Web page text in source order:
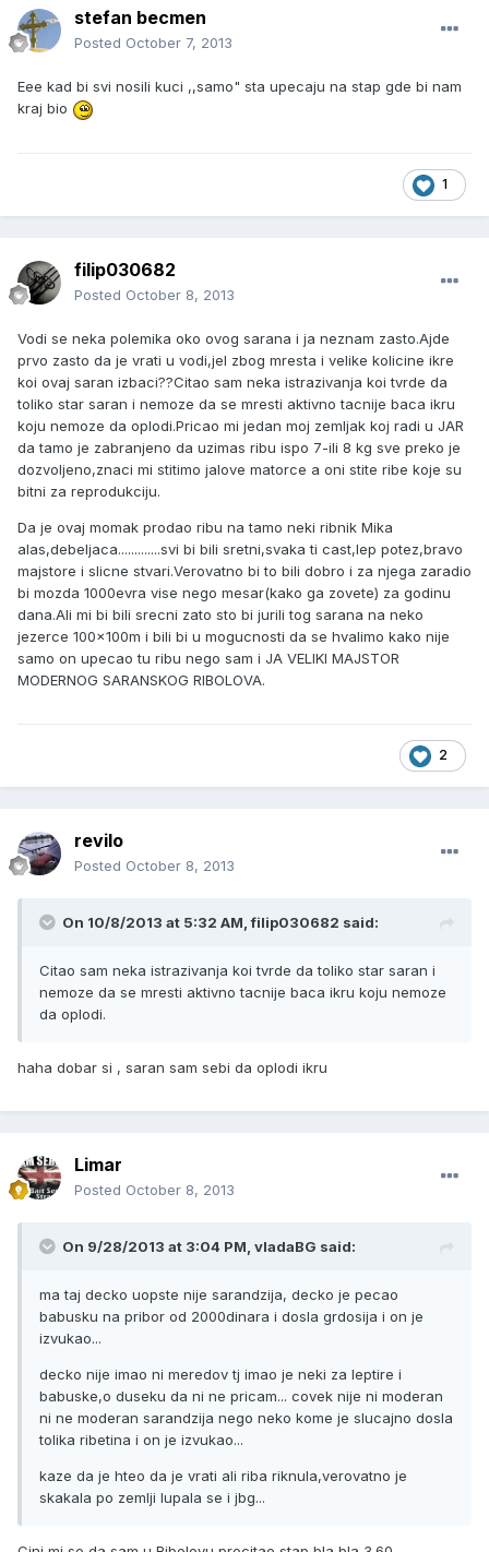
stefan becmen
Posted October 7, 2013
Eee kad bi svi nosili kuci ,,samo" sta upecaju na stap gde bi nam
kraj bio
1
filip030682
Posted October 8, 2013
Vodi se neka polemika oko ovog sarana i ja neznam zasto.Ajde
prvo zasto da je vrati u vodi,jel zbog mresta i velike kolicine ikre
koi ovaj saran izbaci??Citao sam neka istrazivanja koi tvrde da
toliko star saran i nemoze da se mresti aktivno tacnije baca ikru
koju nemoze da oplodi.Pricao mi jedan moj zemljak koj radi u JAR
da tamo je zabranjeno da uzimas ribu ispo 7-ili 8 kg sve preko je
dozvoljeno,znaci mi stitimo jalove matorce a oni stite ribe koje su
bitni za reprodukciju.
Da je ovaj momak prodao ribu na tamo neki ribnik Mika
alas,debeljaca.............svi bi bili sretni,svaka ti cast,lep potez,bravo
majstore i slicne stvari.Verovatno bi to bili dobro i za njega zaradio
bi mozda 1000evra vise nego mesar(kako ga zovete) za godinu
dana.Ali mi bi bili srecni zato sto bi jurili tog sarana na neko
jezerce 100x100m i bili bi u mogucnosti da se hvalimo kako nije
samo on upecao tu ribu nego sam i JA VELIKI MAJSTOR
MODERNOG SARANSKOG RIBOLOVA.
2
revilo
Posted October 8, 2013
On 10/8/2013 at 5:32 AM, filip030682 said:
Citao sam neka istrazivanja koi tvrde da toliko star saran i
nemoze da se mresti aktivno tacnije baca ikru koju nemoze
da oplodi.
haha dobar si , saran sam sebi da oplodi ikru
Limar
Posted October 8, 2013
On 9/28/2013 at 3:04 PM, vladaBG said:
ma taj decko uopste nije sarandzija, decko je pecao
babusku na pribor od 2000dinara i dosla grdosija i on je
izvukao...
decko nije imao ni meredov tj imao je neki za leptire i
babuske,o duseku da ni ne pricam... covek nije ni moderan
ni ne moderan sarandzija nego neko kome je slucajno dosla
tolika ribetina i on je izvukao...
kaze da je hteo da je vrati ali riba riknula,verovatno je
skakala po zemlji lupala se i jbg...